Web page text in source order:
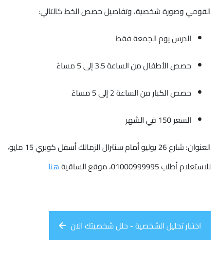
القومي وصورة شخصية، وتفاصيل حصص الخط كالتالي:
الدرس يوم الجمعة فقط
حصص الأطفال من الساعة 3.5 إلى 5 مساءً
حصص الكبار من الساعة 2 إلى 5 مساءً
السعر 150 في الشهر
العنوان: شارع 26 يوليو أمام سنترال الزمالك أسفل كوبري 15 مايو،
للاستعلام أطلب 01000999995، موقع الساقية
هنا
اختبار تحليل الشخصية - حلل شخصيتك الان